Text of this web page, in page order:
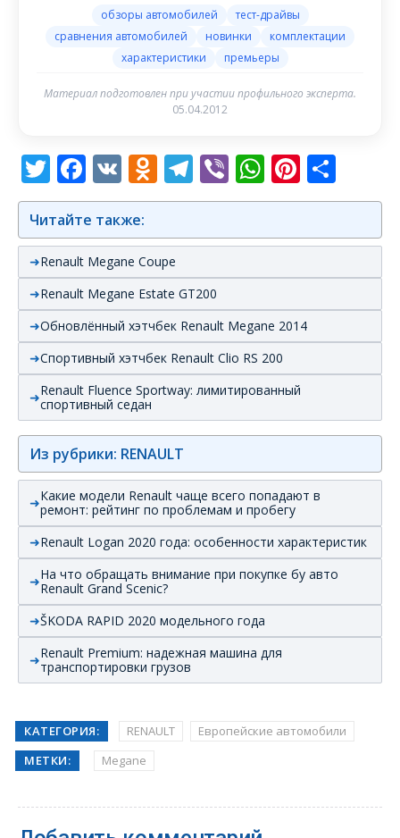
обзоры автомобилей
тест-драйвы
сравнения автомобилей
новинки
комплектации
характеристики
премьеры
Материал подготовлен при участии профильного эксперта.
05.04.2012
Twitter
Facebook
VK Odnoklassniki
Telegram
Viber
Читайте также:
Renault Megane Coupe
Renault Megane Estate GT200
Обновлённый хэтчбек Renault Megane 2014
Спортивный хэтчбек Renault Clio RS 200
Renault Fluence Sportway: лимитированный
спортивный седан
Из рубрики: RENAULT
Какие модели Renault чаще всего попадают в
ремонт: рейтинг по проблемам и пробегу
Renault Logan 2020 года: особенности характеристик
На что обращать внимание при покупке бу авто
Renault Grand Scenic?
ŠKODA RAPID 2020 модельного года
Renault Premium: надежная машина для
транспортировки грузов
КАТЕГОРИЯ: RENAULT
Европейские автомобили
МЕТКИ:
Megane